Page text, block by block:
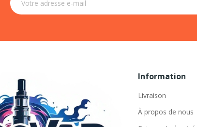
Information
Livraison
À propos de nous